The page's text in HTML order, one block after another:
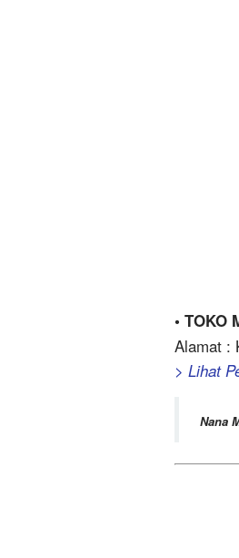
• TOKO
Alamat :
> Lihat
Nana